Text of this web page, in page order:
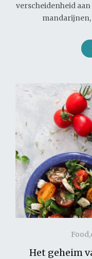
verscheidenheid
Het geheim